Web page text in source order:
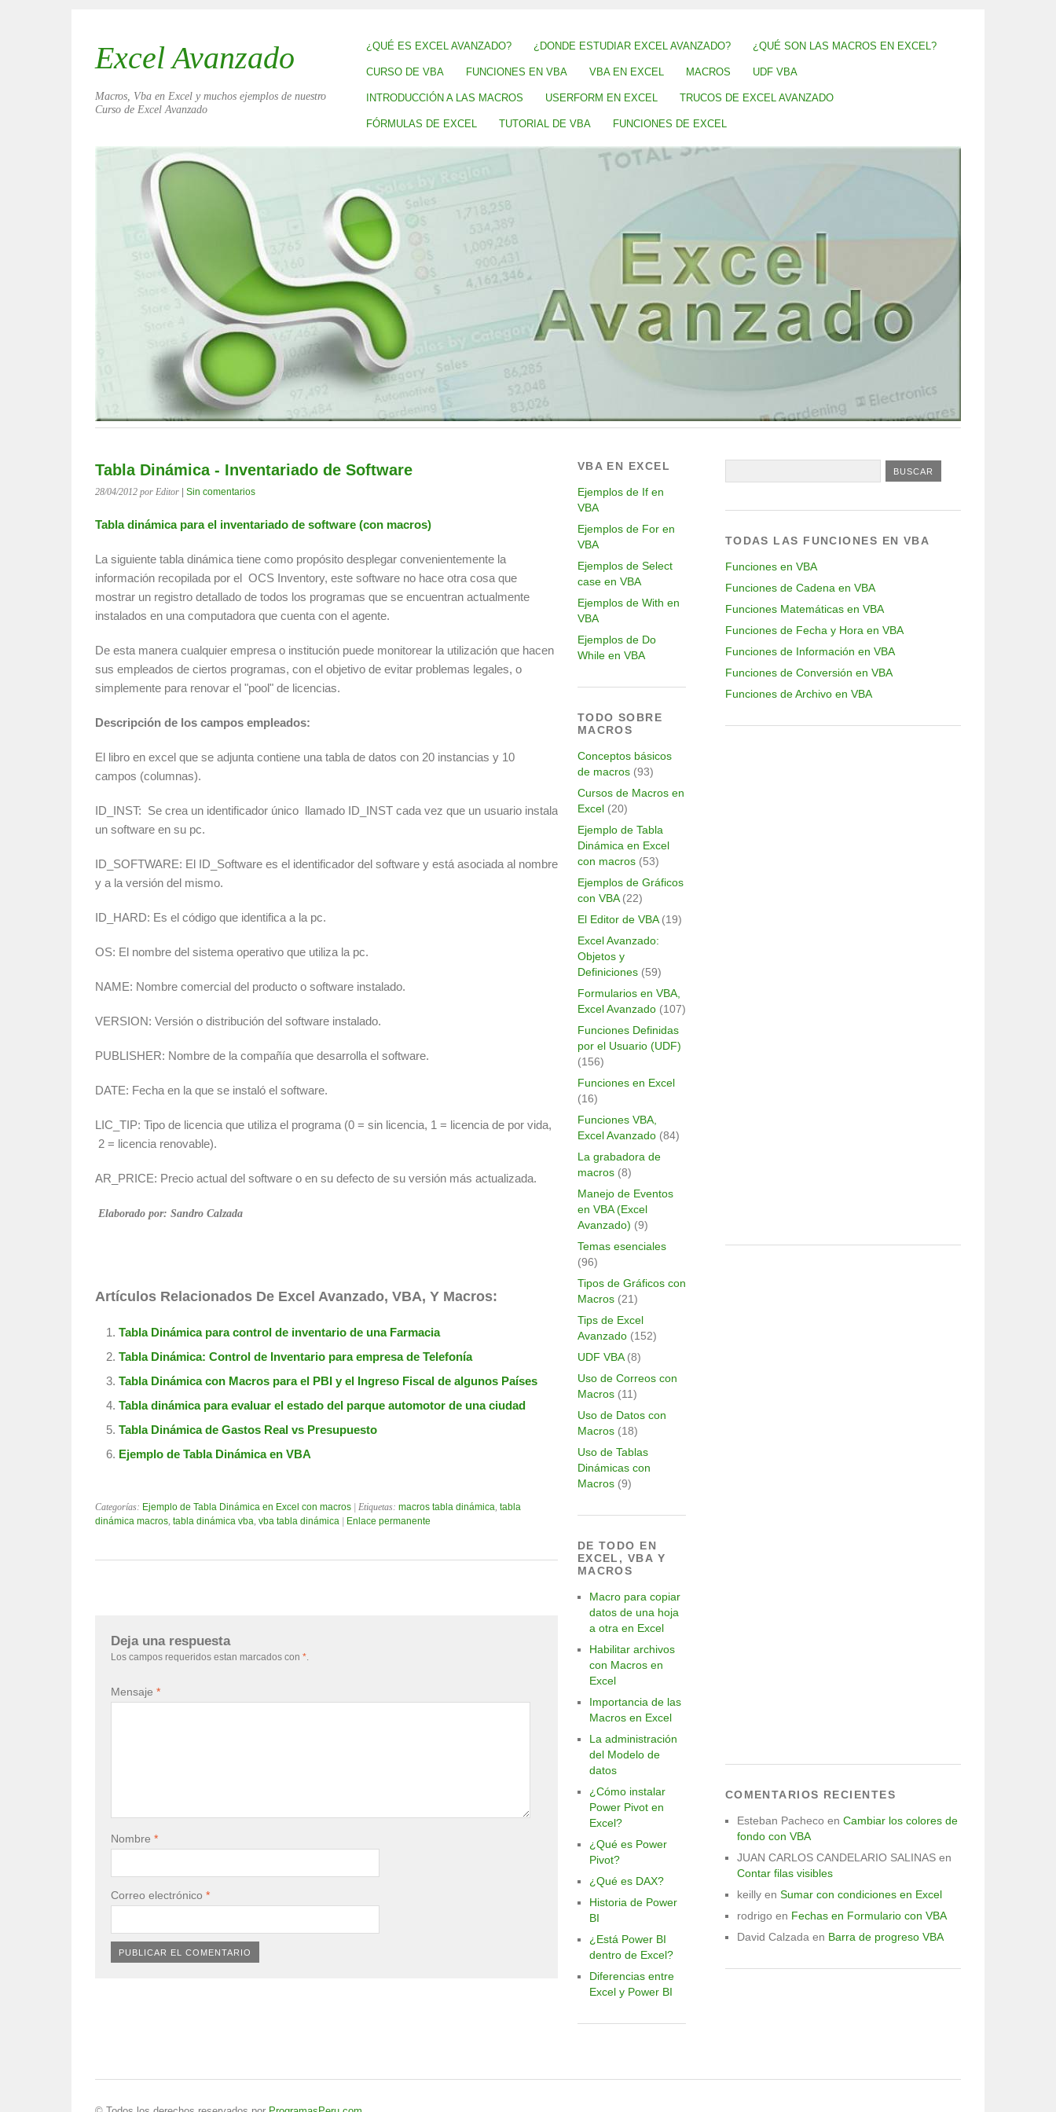
¿QUÉ ES EXCEL AVANZADO? ¿DONDE ESTUDIAR EXCEL AVANZADO? ¿QUÉ SON LAS MACROS EN EXCEL?
CURSO DE VBA FUNCIONES EN VBA VBA EN EXCEL MACROS UDF VBA
INTRODUCCIÓN A LAS MACROS USERFORM EN EXCEL TRUCOS DE EXCEL AVANZADO
FÓRMULAS DE EXCEL TUTORIAL DE VBA FUNCIONES DE EXCEL
Excel Avanzado
Macros, Vba en Excel y muchos ejemplos de nuestro
Curso de Excel Avanzado
Tabla Dinámica - Inventariado de Software
28/04/2012 por Editor Sin comentarios
Tabla dinámica para el inventariado de software (con macros)
La siguiente tabla dinámica tiene como propósito desplegar convenientemente la
información recopilada por el OCS Inventory, este software no hace otra cosa que
mostrar un registro detallado de todos los programas que se encuentran actualmente
instalados en una computadora que cuenta con el agente.
De esta manera cualquier empresa o institución puede monitorear la utilización que hacen
sus empleados de ciertos programas, con el objetivo de evitar problemas legales, o
simplemente para renovar el "pool" de licencias.
Descripción de los campos empleados:
El libro en excel que se adjunta contiene una tabla de datos con 20 instancias y 10
campos (columnas).
ID_INST: Se crea un identificador único llamado ID_INST cada vez que un usuario instala
un software en su pc.
ID_SOFTWARE: El ID_Software es el identificador del software y está asociada al nombre
y a la versión del mismo.
ID_HARD: Es el código que identifica a la pc.
OS: El nombre del sistema operativo que utiliza la pc.
NAME: Nombre comercial del producto o software instalado.
VERSION: Versión o distribución del software instalado.
PUBLISHER: Nombre de la compañía que desarrolla el software.
DATE: Fecha en la que se instaló el software.
LIC_TIP: Tipo de licencia que utiliza el programa (0 = sin licencia, 1 = licencia de por vida,
2 = licencia renovable).
AR_PRICE: Precio actual del software o en su defecto de su versión más actualizada.
Elaborado por: Sandro Calzada
Artículos Relacionados De Excel Avanzado, VBA, Y Macros:
Tabla Dinámica para control de inventario de una Farmacia
Tabla Dinámica: Control de Inventario para empresa de Telefonía
Tabla Dinámica con Macros para el PBI y el Ingreso Fiscal de algunos Países
Tabla dinámica para evaluar el estado del parque automotor de una ciudad
Tabla Dinámica de Gastos Real vs Presupuesto
Ejemplo de Tabla Dinámica en VBA
Categorías: Ejemplo de Tabla Dinámica en Excel con macros | Etiquetas: macros tabla dinámica, tabla
dinámica macros, tabla dinámica vba, vba tabla dinámica Enlace permanente
Deja una respuesta
Los campos requeridos estan marcados con *
Mensaje *
Nombre *
Correo electrónico *
VBA EN EXCEL
Ejemplos de If en
VBA
Ejemplos de For en
VBA
Ejemplos de Select
case en VBA
Ejemplos de With en
VBA
Ejemplos de Do
While en VBA
TODO SOBRE
MACROS
Conceptos básicos
de macros(93)
Cursos de Macros en
Excel(20)
Ejemplo de Tabla
Dinámica en Excel
con macros(53)
Ejemplos de Gráficos
con VBA(22)
El Editor de VBA(19)
Excel Avanzado:
Objetos y
Definiciones(59)
Formularios en VBA,
Excel Avanzado(107)
Funciones Definidas
por el Usuario (UDF)
(156)
Funciones en Excel
(16)
Funciones VBA,
Excel Avanzado(84)
La grabadora de
macros(8)
Manejo de Eventos
en VBA (Excel
Avanzado) (9)
Temas esenciales
(96)
Tipos de Gráficos con
Macros(21)
Tips de Excel
Avanzado(152)
UDF VBA(8)
Uso de Correos con
Macros(11)
Uso de Datos con
Macros(18)
Uso de Tablas
Dinámicas con
Macros(9)
DE TODO EN
EXCEL, VBA Y
MACROS
Macro para copiar
datos de una hoja
a otra en Excel
Habilitar archivos
con Macros en
Excel
Importancia de las
Macros en Excel
La administración
del Modelo de
datos
¿Cómo instalar
Power Pivot en
Excel?
¿Qué es Power
Pivot?
¿Qué es DAX?
Historia de Power
BI
¿Está Power BI
dentro de Excel?
Diferencias entre
Excel y Power BI
TODAS LAS FUNCIONES EN VBA
Funciones en VBA
Funciones de Cadena en VBA
Funciones Matemáticas en VBA
Funciones de Fecha y Hora en VBA
Funciones de Información en VBA
Funciones de Conversión en VBA
Funciones de Archivo en VBA
COMENTARIOS RECIENTES
Esteban Pacheco en Cambiar los colores de
fondo con VBA
JUAN CARLOS CANDELARIO SALINASen
Contar filas visibles
keillyen Sumar con condiciones en Excel
rodrigo en Fechas en Formulario con VBA
David Calzada en Barra de progreso VBA